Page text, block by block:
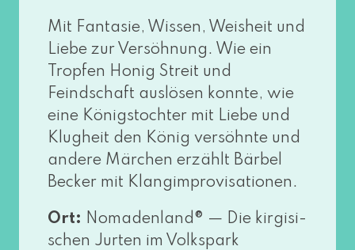
Mit Fantasie, Wissen, Weisheit und
Liebe zur Versöhnung. Wie ein
Tropfen Honig Streit und
Feindschaft aus­lö­sen konn­te, wie
eine Königstochter mit Liebe und
Klugheit den König ver­söhn­te und
ande­re Märchen erzählt Bärbel
Becker mit Klangimprovisationen.
Ort: Nomadenland® — Die kir­gi­si­
schen Jurten im Volkspark